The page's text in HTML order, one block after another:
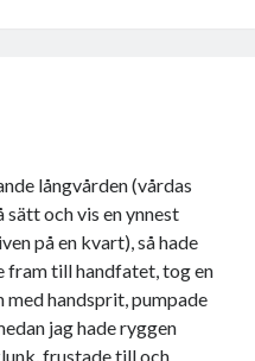
långvården (vårdas
sätt och vis en ynnest
på en kvart), så hade
fram till handfatet, tog en
med handsprit, pumpade
jag hade ryggen
frustade till och